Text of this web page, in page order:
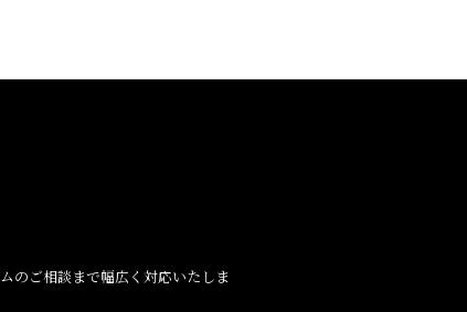
のご相談まで幅広く対応いたしま